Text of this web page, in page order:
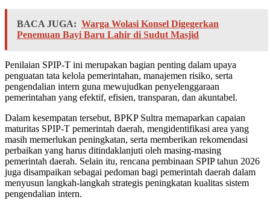
BACA JUGA: Warga Wolasi Konsel Digegerkan
Penemuan Bayi Baru Lahir di Sudut Masjid
Penilaian SPIP-T ini merupakan bagian penting dalam upaya
penguatan tata kelola pemerintahan, manajemen risiko, serta
pengendalian intern guna mewujudkan penyelenggaraan
pemerintahan yang efektif, efisien, transparan, dan akuntabel.
Dalam kesempatan tersebut, BPKP Sultra memaparkan capaian
maturitas SPIP-T pemerintah daerah, mengidentifikasi area yang
masih memerlukan peningkatan, serta memberikan rekomendasi
perbaikan yang harus ditindaklanjuti oleh masing-masing
pemerintah daerah. Selain itu, rencana pembinaan SPIP tahun 2026
juga disampaikan sebagai pedoman bagi pemerintah daerah dalam
menyusun langkah-langkah strategis peningkatan kualitas sistem
pengendalian intern.